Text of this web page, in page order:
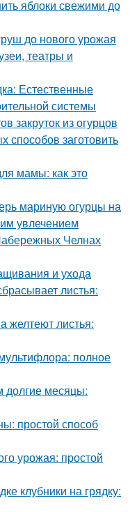
яблоки свежими до
до нового урожая
театры и
Естественные
системы
закруток из огурцов
способов заготовить
мамы: как это
мариную огурцы на
увлечением
Челнах
и ухода
листья:
желтеют листья:
полное
долгие месяцы:
простой способ
урожая: простой
клубники на грядку: